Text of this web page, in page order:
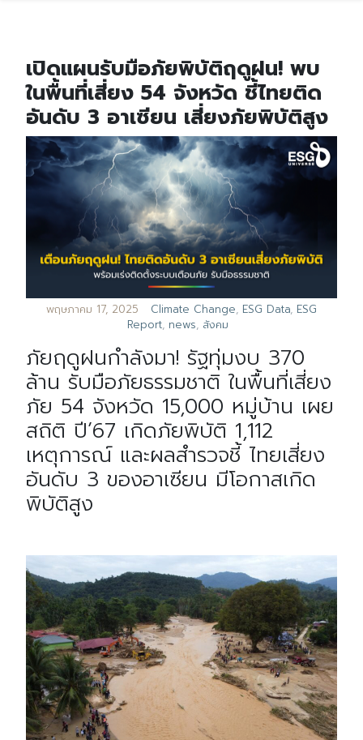
เปิดแผนรับมือภัยพิบัติฤดูฝน! พบ
ในพื้นที่เสี่ยง 54 จังหวัด ชี้ไทยติด
อันดับ 3 อาเซียน เสี่ยงภัยพิบัติสูง
พฤษภาคม 17, 2025 Climate Change, ESG Data, ESG
Report, news, สังคม
ภัยฤดูฝนกำลังมา! รัฐทุ่มงบ 370
ล้าน รับมือภัยธรรมชาติ ในพื้นที่เสี่ยง
ภัย 54 จังหวัด 15,000 หมู่บ้าน เผย
สถิติ ปี’67 เกิดภัยพิบัติ 1,112
เหตุการณ์ และผลสำรวจชี้ ไทยเสี่ยง
อันดับ 3 ของอาเซียน มีโอกาสเกิด
พิบัติสูง